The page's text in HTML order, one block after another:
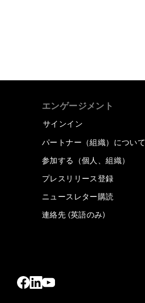
エンゲージメント
サインイン
パートナー（組織）について
参加する（個人、組織）
プレスリリース登録
ニュースレター購読
連絡先 (英語のみ)